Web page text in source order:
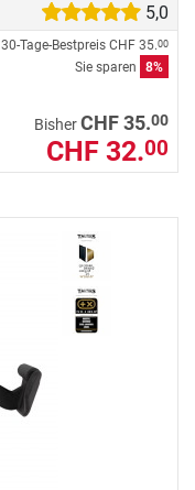
5,0
30-Tage-Bestpreis CHF 35.00
Sie sparen 8%
BisherCHF 35.00
CHF 32.00